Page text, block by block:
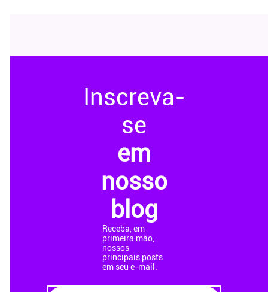
Inscreva-
se
em
nosso
blog
Receba, em
primeira mão,
nossos
principais posts
em seu e-mail.